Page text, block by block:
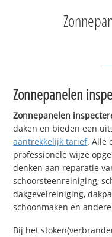
Zonnepanelen
Zonnepanelen
daken en bieden een
aantrekkelijk tarief. Alle
professionele wijze
denken aan reparatie
schoorsteenreiniging,
dakgevelreiniging,
schoonmaken en
Bij het